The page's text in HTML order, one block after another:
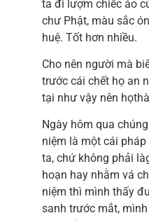
ta đi lượm chiếc áo
chư Phật, màu sắc
huệ. Tốt hơn nhiều.
Cho nên người mà
trước cái chết họ an
tại như vậy nên
Ngày hôm qua
niệm là một cái
ta, chứ không phải
hoạn hay nhằm vá
niệm thì mình thấy
sanh trước mắt,